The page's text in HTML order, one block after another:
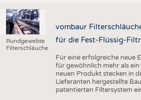
Rundgewebte
Filterschläuche
vombaur
für die Fest-Flüssig-
Für eine erfolgreiche neue
für gewöhnlich mehr als
neuen Produkt stecken in
Lieferanten hergestellte
patentierten Filtersystem